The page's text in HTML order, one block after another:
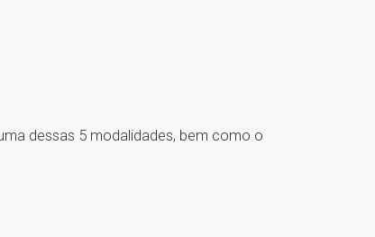
dessas 5 modalidades, bem como o